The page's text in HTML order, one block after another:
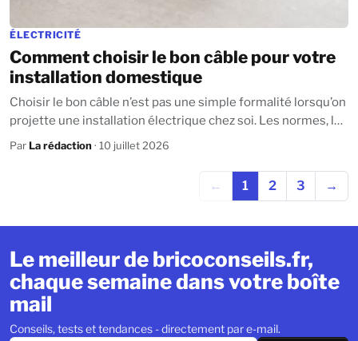
ÉLECTRICITÉ
Comment choisir le bon câble pour votre
installation domestique
Choisir le bon câble n’est pas une simple formalité lorsqu’on
projette une installation électrique chez soi. Les normes, la
sécurité et...
Par La rédaction · 10 juillet 2026
← 1 2 3 →
Le meilleur de bricoconseils.fr,
chaque semaine dans votre boîte
mail
Conseils, tests et tendances - directement par e-mail.